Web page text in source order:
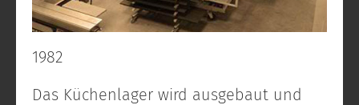
1982
Das Küchenlager wird ausgebaut und